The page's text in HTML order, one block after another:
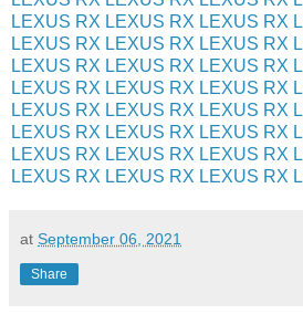
LEXUS RX LEXUS RX LEXUS RX
LEXUS RX LEXUS RX LEXUS RX
LEXUS RX LEXUS RX LEXUS RX
LEXUS RX LEXUS RX LEXUS RX
LEXUS RX LEXUS RX LEXUS RX
LEXUS RX LEXUS RX LEXUS RX
LEXUS RX LEXUS RX LEXUS RX
LEXUS RX LEXUS RX LEXUS RX
at September 06, 2021
Share